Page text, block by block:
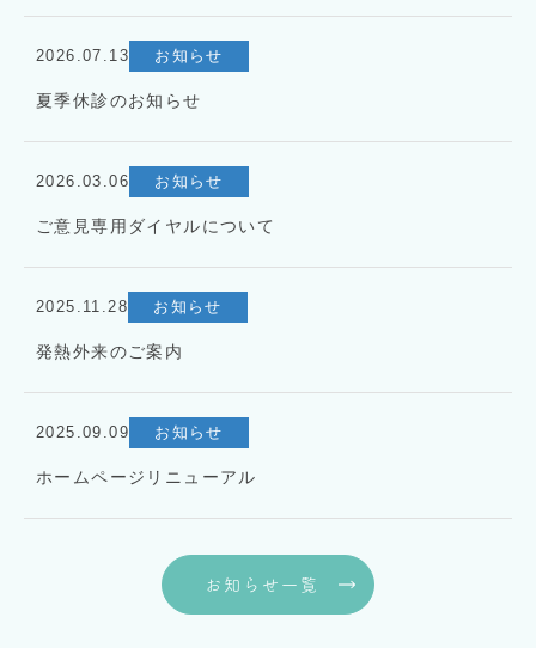
2026.07.13 お知らせ
夏季休診のお知らせ
2026.03.06 お知らせ
ご意見専用ダイヤルについて
2025.11.28 お知らせ
発熱外来のご案内
2025.09.09 お知らせ
ホームページリニューアル
お知らせ一覧